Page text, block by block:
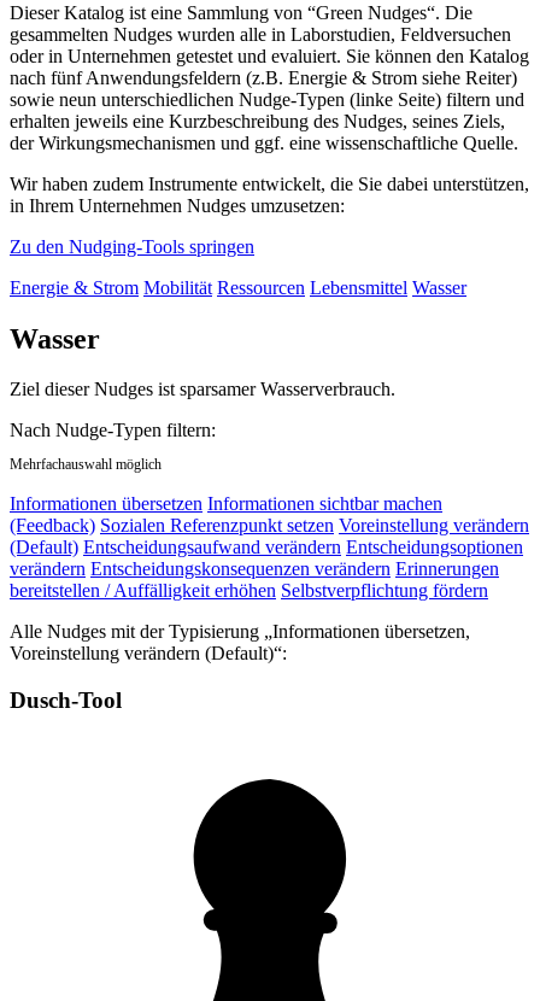
Dieser Katalog ist eine Sammlung von “Green Nudges“. Die
gesammelten Nudges wurden alle in Laborstudien, Feldversuchen
oder in Unternehmen getestet und evaluiert. Sie können den Katalog
nach fünf Anwendungsfeldern (z.B. Energie & Strom siehe Reiter)
sowie neun unterschiedlichen Nudge-Typen (linke Seite) filtern und
erhalten jeweils eine Kurzbeschreibung des Nudges, seines Ziels,
der Wirkungsmechanismen und ggf. eine wissenschaftliche Quelle.
Wir haben zudem Instrumente entwickelt, die Sie dabei unterstützen,
in Ihrem Unternehmen Nudges umzusetzen:
Zu den Nudging-Tools springen
Energie & Strom Mobilität Ressourcen Lebensmittel Wasser
Wasser
Ziel dieser Nudges ist sparsamer Wasserverbrauch.
Nach Nudge-Typen filtern:
Mehrfachauswahl möglich
Informationen übersetzen Informationen sichtbar machen
(Feedback) Sozialen Referenzpunkt setzen Voreinstellung verändern
(Default) Entscheidungsaufwand verändern Entscheidungsoptionen
verändern Entscheidungskonsequenzen verändern Erinnerungen
bereitstellen / Auffälligkeit erhöhen Selbstverpflichtung fördern
Alle Nudges mit der Typisierung „Informationen übersetzen,
Voreinstellung verändern (Default)“:
Dusch-Tool